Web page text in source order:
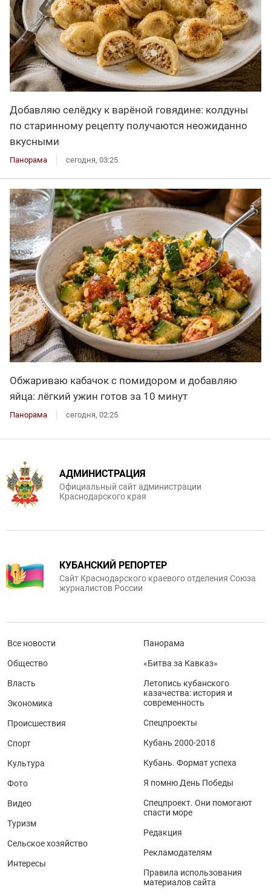
Добавляю селёдку к варёной говядине: колдуны
по старинному рецепту получаются неожиданно
вкусными
Панорама сегодня, 03:25
Обжариваю кабачок с помидором и добавляю
яйца: лёгкий ужин готов за 10 минут
Панорама сегодня, 02:25
АДМИНИСТРАЦИЯ
Официальный сайт администрации
Краснодарского края
КУБАНСКИЙ РЕПОРТЕР
Сайт Краснодарского краевого отделения Союза
журналистов России
Все новости
Общество
Власть
Экономика
Происшествия
Спорт
Культура
Фото
Видео
Туризм
Сельское хозяйство
Интересы
Панорама
«Битва за Кавказ»
Летопись кубанского
казачества: история и
современность
Спецпроекты
Кубань 2000-2018
Кубань. Формат успеха
Я помню День Победы
Спецпроект. Они помогают
спасти море
Редакция
Рекламодателям
Правила использования
материалов сайта